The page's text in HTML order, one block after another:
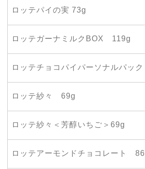
ロッテパイの実 73g
ロッテガーナミルクBOX 119g
ロッテチョコパイパーソナルパック
ロッテ紗々 69g
ロッテ紗々＜芳醇いちご＞69g
ロッテアーモンドチョコレート